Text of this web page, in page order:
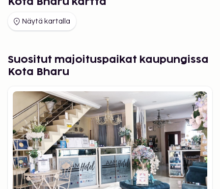
Kota Bharu kartta
Näytä kartalla
Suositut majoituspaikat kaupungissa
Kota Bharu